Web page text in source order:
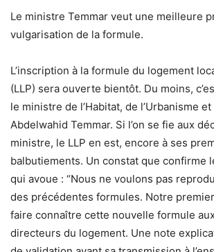
Le ministre Temmar veut une meilleure
vulgarisation de la formule.
L’inscription à la formule du logement
(LLP) sera ouverte bientôt. Du moins,
le ministre de l’Habitat, de l’Urbanisme
Abdelwahid Temmar. Si l’on se fie aux
ministre, le LLP en est, encore à ses
balbutiements. Un constat que confirme
qui avoue : “Nous ne voulons pas
des précédentes formules. Notre
faire connaître cette nouvelle formule
directeurs du logement. Une note